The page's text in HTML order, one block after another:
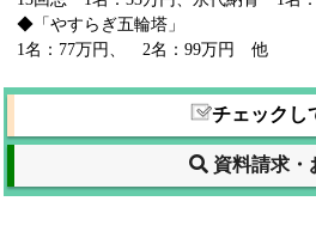
◆「やすらぎ五輪塔」
1名：77万円、 2名：99万円 他
チェックし
資料請求・